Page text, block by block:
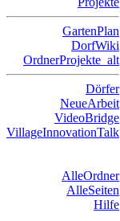
GartenPlan
DorfWiki
OrdnerProjekte_alt
Dörfer
NeueArbeit
VideoBridge
VillageInnovationTalk
AlleOrdner
AlleSeiten
Hilfe